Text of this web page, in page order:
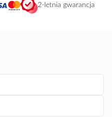
2-letnia gwarancja